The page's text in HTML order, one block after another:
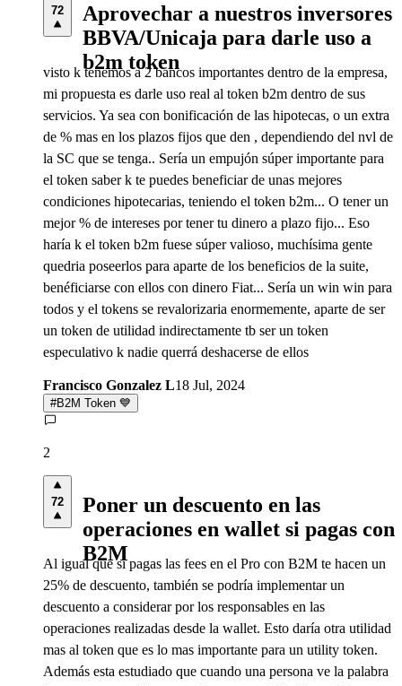
72
Aprovechar a nuestros inversores
BBVA/Unicaja para darle uso a
b2m token
visto k tenemos a 2 bancos importantes dentro de la empresa,
mi propuesta es darle uso real al token b2m dentro de sus
servicios. Ya sea con bonificación de las hipotecas, o un extra
de % mas en los plazos fijos que den , dependiendo del nvl de
la SC que se tenga.. Sería un empujón súper importante para
el token saber k te puedes beneficiar de unas mejores
condiciones hipotecarias, teniendo el token b2m... O tener un
mejor % de intereses por tener tu dinero a plazo fijo... Eso
haría k el token b2m fuese súper valioso, muchísima gente
quedria poseerlos para aparte de los beneficios de la suite,
benéficiarse con ellos con dinero Fiat... Sería un win win para
todos y el tokens se revalorizaria enormemente, aparte de ser
un token de utilidad indirectamente tb ser un token
especulativo k nadie querrá deshacerse de ellos
Francisco Gonzalez L18 Jul, 2024
#B2M Token 💙
2
72
Poner un descuento en las
operaciones en wallet si pagas con
B2M
Al igual que si pagas las fees en el Pro con B2M te hacen un
25% de descuento, también se podría implementar un
descuento a considerar por los responsables en las
operaciones realizadas desde la wallet. Esto daría otra utilidad
mas al token que es lo mas importante para un utility token.
Además esta estudiado que cuando una persona ve la palabra